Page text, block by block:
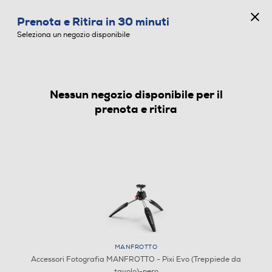
ACCESSORI FOTOGRAFIA
Prenota e Ritira in 30 minuti
Seleziona un negozio disponibile
Nessun negozio disponibile per il
prenota e ritira
MANFROTTO
Accessori Fotografia MANFROTTO - Pixi Evo (Treppiede da